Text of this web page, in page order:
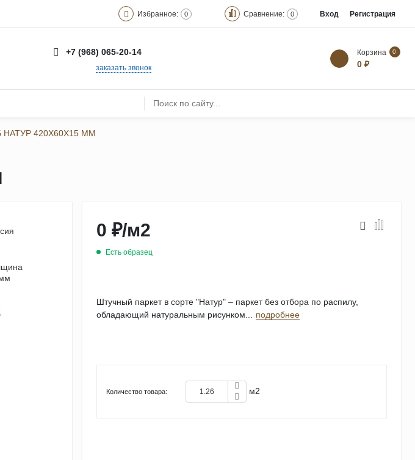
Избранное: 0 Сравнение: 0 Вход Регистрация
+7 (968) 065-20-14
заказать звонок
Корзина 0
0 ₽
420Х60Х15 ММ
0 ₽/м2
Есть образец
Штучный паркет в сорте "Натур" – паркет без отбора по распилу,
обладающий натуральным рисунком...
подробнее
Количество товара: м2